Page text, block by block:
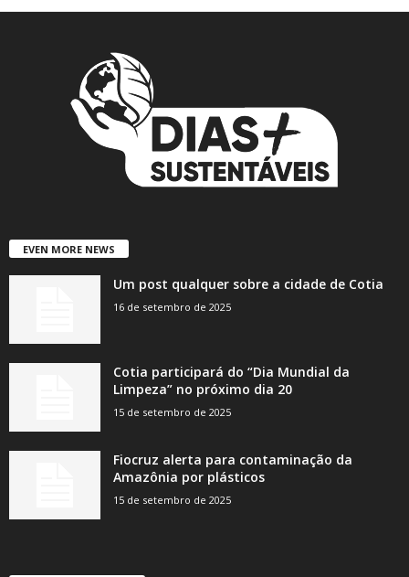
EVEN MORE NEWS
Um post qualquer sobre a cidade de Cotia
16 de setembro de 2025
Cotia participará do “Dia Mundial da
Limpeza” no próximo dia 20
15 de setembro de 2025
Fiocruz alerta para contaminação da
Amazônia por plásticos
15 de setembro de 2025